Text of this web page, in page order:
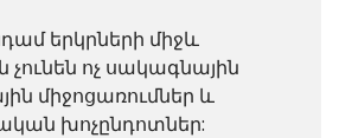
երկրների միջև
չունեն ոչ սակագնային
միջոցառումներ և
խոչընդոտներ: